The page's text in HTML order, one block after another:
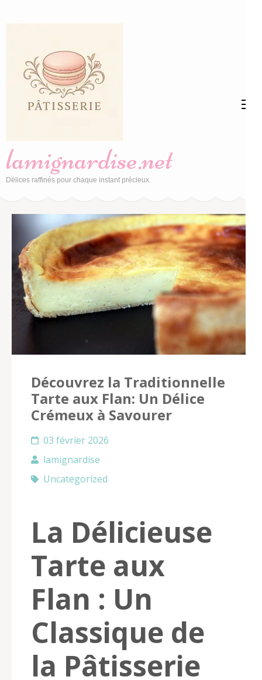
(Pressez
Entrée)
lamignardise.net
Délices raffinés pour chaque instant précieux.
Découvrez la Traditionnelle
Tarte aux Flan: Un Délice
Crémeux à Savourer
03 février 2026
lamignardise
Uncategorized
La Délicieuse
Tarte aux
Flan : Un
Classique de
la Pâtisserie